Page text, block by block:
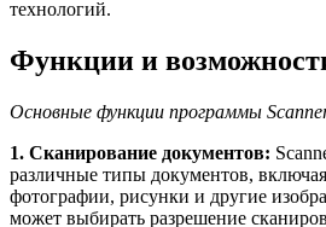
технологий.
Функции и
Основные функции программы
1. Сканирование документов:
различные типы документов,
фотографии, рисунки и другие
может выбирать разрешение